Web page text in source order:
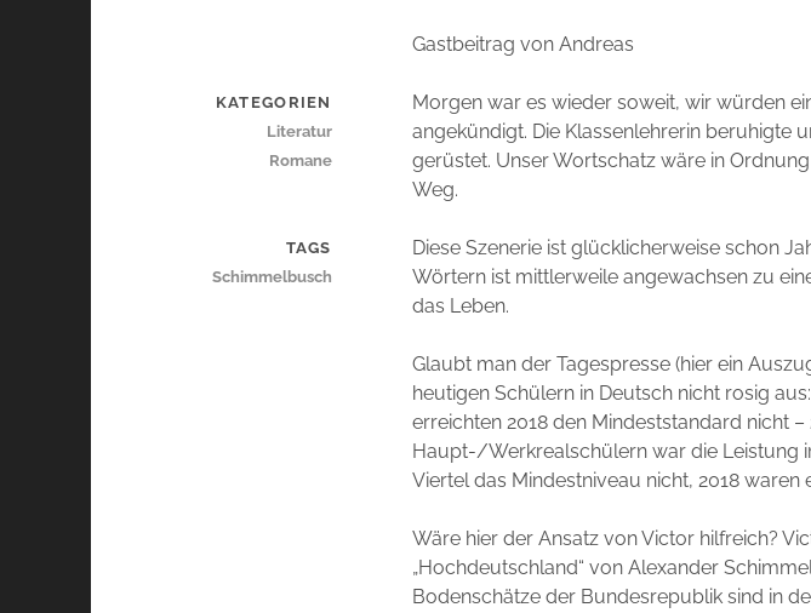
Gastbeitrag von Andreas
Morgen war es wieder soweit, wir würden
angekündigt. Die Klassenlehrerin beruhigte
gerüstet. Unser Wortschatz wäre in
Weg.
Diese Szenerie ist glücklicherweise schon
Wörtern ist mittlerweile angewachsen zu
das Leben.
Glaubt man der Tagespresse (hier ein
heutigen Schülern in Deutsch nicht rosig
erreichten 2018 den Mindeststandard nicht
Haupt-/Werkrealschülern war die Leistung
Viertel das Mindestniveau nicht, 2018 waren
Wäre hier der Ansatz von Victor hilfreich?
„Hochdeutschland“ von Alexander
Bodenschätze der Bundesrepublik sind in
KATEGORIEN
Literatur
Romane
TAGS
Schimmelbusch